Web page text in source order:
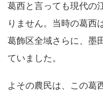
葛西と言っても現代の
りません。当時の葛西
葛飾区全域さらに、墨
ていました。
よその農民は、この葛